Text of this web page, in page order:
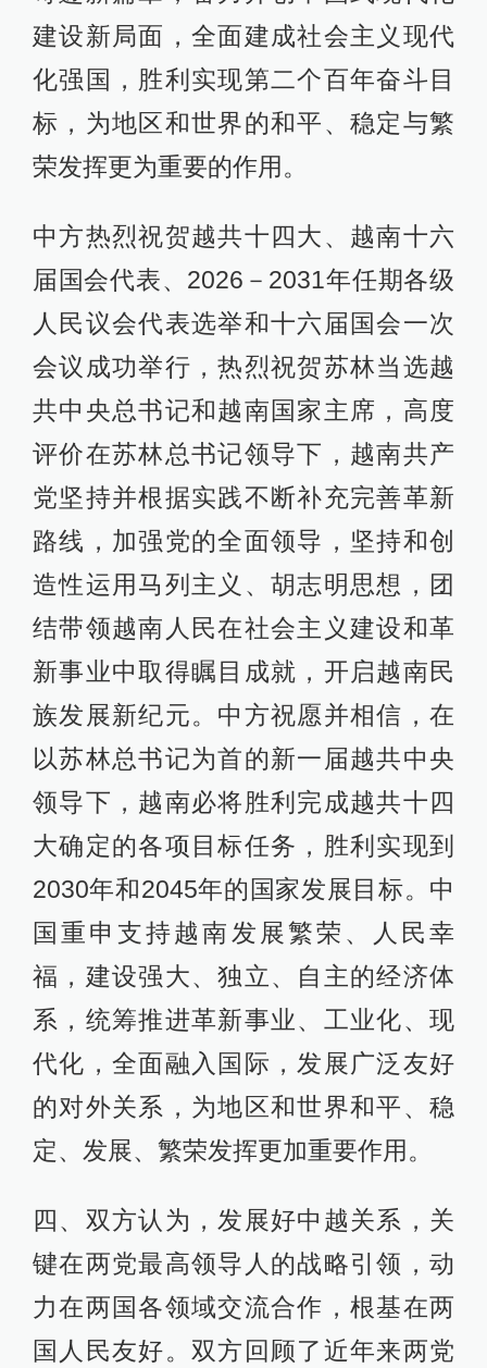
建设新局面，全面建成社会主义现代
化强国，胜利实现第二个百年奋斗目
标，为地区和世界的和平、稳定与繁
荣发挥更为重要的作用。
中方热烈祝贺越共十四大、越南十六
届国会代表、2026－2031年任期各级
人民议会代表选举和十六届国会一次
会议成功举行，热烈祝贺苏林当选越
共中央总书记和越南国家主席，高度
评价在苏林总书记领导下，越南共产
党坚持并根据实践不断补充完善革新
路线，加强党的全面领导，坚持和创
造性运用马列主义、胡志明思想，团
结带领越南人民在社会主义建设和革
新事业中取得瞩目成就，开启越南民
族发展新纪元。中方祝愿并相信，在
以苏林总书记为首的新一届越共中央
领导下，越南必将胜利完成越共十四
大确定的各项目标任务，胜利实现到
2030年和2045年的国家发展目标。中
国重申支持越南发展繁荣、人民幸
福，建设强大、独立、自主的经济体
系，统筹推进革新事业、工业化、现
代化，全面融入国际，发展广泛友好
的对外关系，为地区和世界和平、稳
定、发展、繁荣发挥更加重要作用。
四、双方认为，发展好中越关系，关
键在两党最高领导人的战略引领，动
力在两国各领域交流合作，根基在两
国人民友好。双方回顾了近年来两党